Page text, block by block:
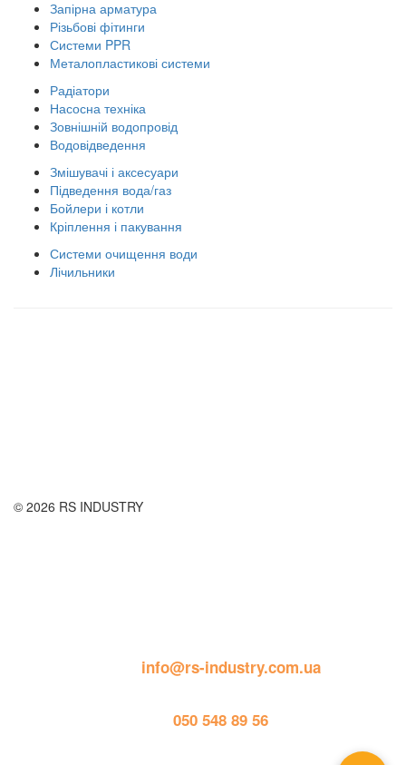
Запірна арматура
Різьбові фітинги
Системи PPR
Металопластикові системи
Радіатори
Насосна техніка
Зовнішній водопровід
Водовідведення
Змішувачі і аксесуари
Підведення вода/газ
Бойлери і котли
Кріплення і пакування
Системи очищення води
Лічильники
© 2026 RS INDUSTRY
info@rs-industry.com.ua
050 548 89 56